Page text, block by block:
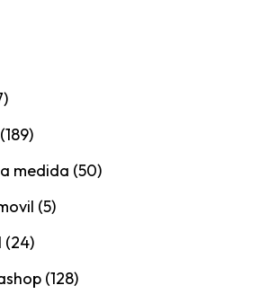
medida (50)
(5)
(24)
(128)